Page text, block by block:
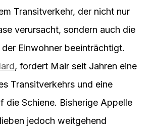
Transitverkehr, der nicht nur
verursacht, sondern auch die
Einwohner beeinträchtigt.
, fordert Mair seit Jahren eine
Transitverkehrs und eine
die Schiene. Bisherige Appelle
jedoch weitgehend